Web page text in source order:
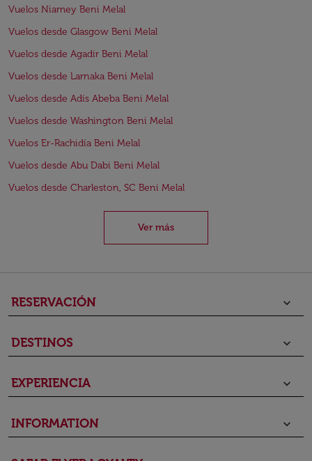
Vuelos Niamey Beni Melal
Vuelos desde Glasgow Beni Melal
Vuelos desde Agadir Beni Melal
Vuelos desde Larnaka Beni Melal
Vuelos desde Adís Abeba Beni Melal
Vuelos desde Washington Beni Melal
Vuelos Er-Rachidía Beni Melal
Vuelos desde Abu Dabi Beni Melal
Vuelos desde Charleston, SC Beni Melal
Ver más
RESERVACIÓN keyboard_arrow_down
DESTINOS keyboard_arrow_down
EXPERIENCIA keyboard_arrow_down
INFORMATION keyboard_arrow_down